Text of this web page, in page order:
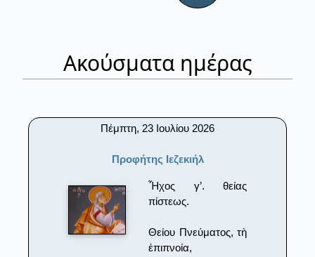
Ακούσματα ημέρας
Πέμπτη, 23 Ιουλίου 2026
Προφήτης Ιεζεκιήλ
Ἦχος γ’. θείας
πίστεως.
Θείου Πνεύματος, τὴ
ἐπιπνοία,